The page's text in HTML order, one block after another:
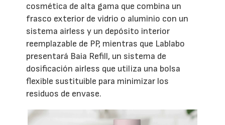
cosmética de alta gama que combina un
frasco exterior de vidrio o aluminio con un
sistema airless y un depósito interior
reemplazable de PP, mientras que Lablabo
presentará Baia Refill, un sistema de
dosificación airless que utiliza una bolsa
flexible sustituible para minimizar los
residuos de envase.